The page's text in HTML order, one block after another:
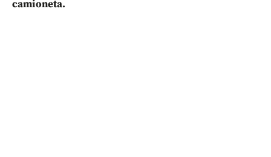
camioneta.